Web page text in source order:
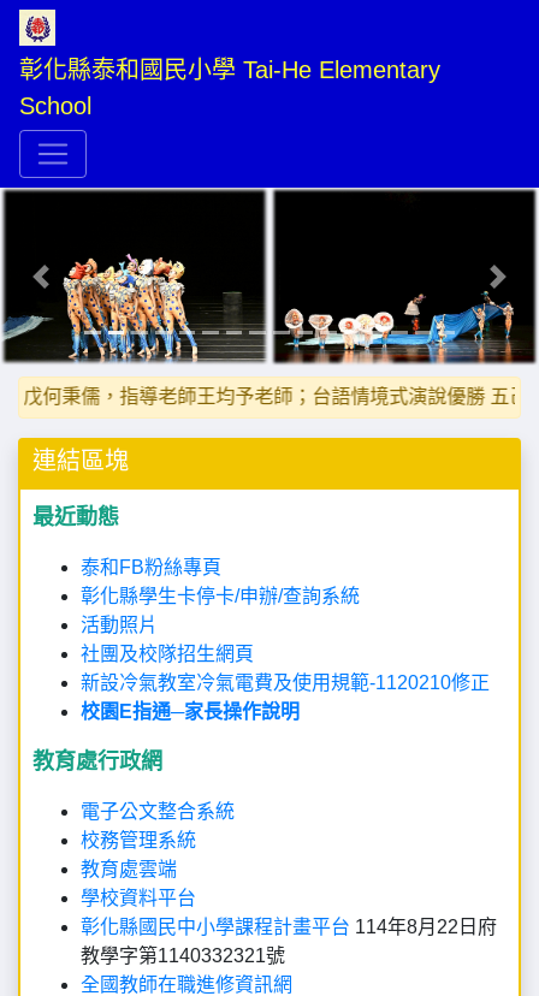
彰化縣泰和國民小學 Tai-He Elementary
School
Previous Next
導老師王均予老師；台語情境式演說優勝 五己翁苡恩，
連結區塊
最近動態
泰和FB粉絲專頁
彰化縣學生卡停卡/申辦/查詢系統
活動照片
社團及校隊招生網頁
新設冷氣教室冷氣電費及使用規範-1120210修正
校園E指通─家長操作說明
教育處行政網
電子公文整合系統
校務管理系統
教育處雲端
學校資料平台
彰化縣國民中小學課程計畫平台 114年8月22日府
教學字第1140332321號
全國教師在職進修資訊網